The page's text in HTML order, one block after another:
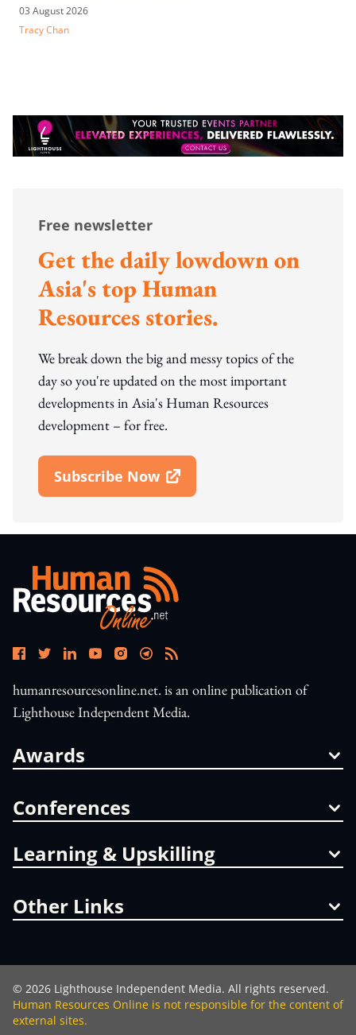
03 August 2026
Tracy Chan
Free newsletter
Get the daily lowdown on
Asia's top Human
Resources stories.
We break down the big and messy topics of the
day so you're updated on the most important
developments in Asia's Human Resources
development – for free.
Subscribe Now
Open In New Window
humanresourcesonline.net. is an online publication of
Lighthouse Independent Media.
Awards
Conferences
Learning & Upskilling
Other Links
© 2026 Lighthouse Independent Media. All rights reserved.
Human Resources Online is not responsible for the content of
external sites.